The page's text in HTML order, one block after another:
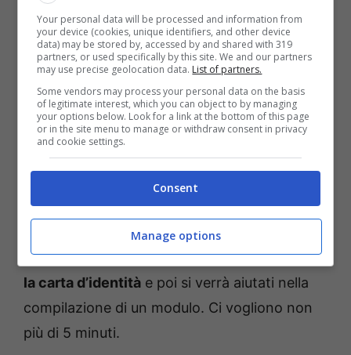
Basta la carta d’identità per avere lo sconto: ecco come
funziona la nuova iniziativa/Dolomitics.it
Se noi consumatori abbiamo l’esigenza di
risparmiare, isupermercati – in tempi di crisi
più che mai – hanno l’esigenza di fidelizzare i
clientiper non farseli scappare e, dunque, via
alle tessere fedeltà! Per ottenere queste
tessere non bisogna fare altro chemostrare
la carta d’identità e poi si verrà aiutati nella
compilazione di un modulo. Ci vogliono non
più di 5 minuti.
Your personal data will be processed and information from
your device (cookies, unique identifiers, and other device
data) may be stored by, accessed by and shared with 319
partners, or used specifically by this site. We and our partners
may use precise geolocation data. List of partners.
Some vendors may process your personal data on the basis
of legitimate interest, which you can object to by managing
your options below. Look for a link at the bottom of this page
or in the site menu to manage or withdraw consent in privacy
and cookie settings.
Consent
Manage options